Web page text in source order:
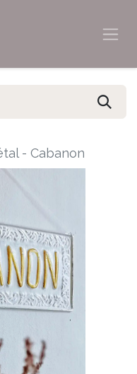
- Cabanon